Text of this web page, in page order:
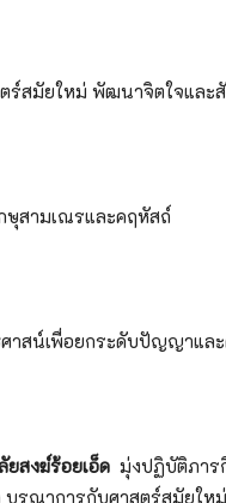
ร์สมัยใหม่ พัฒนาจิตใจและ
สามเณรและคฤหัสถ์
าสน์เพื่อยกระดับปัญญาแล
ยสงฆ์ร้อยเอ็ดมุ่งปฏิบัติภาร
ณาการกับศาสตร์สมัยใ